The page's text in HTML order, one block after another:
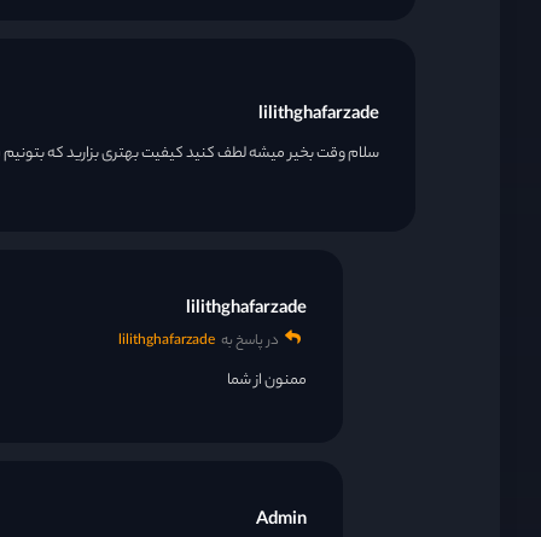
lilithghafarzade
سلام وقت بخیر میشه لطف کنید کیفیت بهتری بزارید که بتونیم
lilithghafarzade
در پاسخ به lilithghafarzade
ممنون از شما
Admin